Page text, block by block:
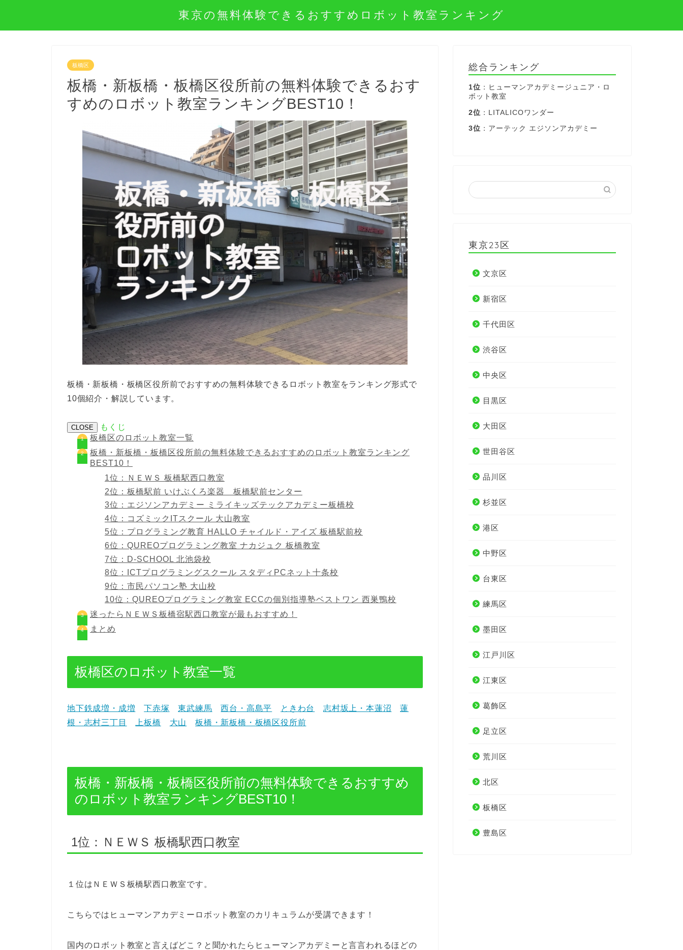
東京の無料体験できるおすすめロボット教室ランキング
板橋区
板橋・新板橋・板橋区役所前の無料体験できるおす
すめのロボット教室ランキングBEST10！
板橋・新板橋・板橋区役所前でおすすめの無料体験できるロボット教室をランキング形式で
10個紹介・解説しています。
CLOSE
もくじ
板橋区のロボット教室一覧
板橋・新板橋・板橋区役所前の無料体験できるおすすめのロボット教室ランキング
BEST10！
1位：ＮＥＷＳ 板橋駅西口教室
2位：板橋駅前 いけぶくろ楽器 板橋駅前センター
3位：エジソンアカデミー ミライキッズテックアカデミー板橋校
4位：コズミックITスクール 大山教室
5位：プログラミング教育 HALLO チャイルド・アイズ 板橋駅前校
6位：QUREOプログラミング教室 ナカジュク 板橋教室
7位：D-SCHOOL 北池袋校
8位：ICTプログラミングスクール スタディPCネット十条校
9位：市民パソコン塾 大山校
10位：QUREOプログラミング教室 ECCの個別指導塾ベストワン 西巣鴨校
迷ったらＮＥＷＳ板橋宿駅西口教室が最もおすすめ！
まとめ
板橋区のロボット教室一覧
地下鉄成増・成増 下赤塚 東武練馬 西台・高島平 ときわ台 志村坂上・本蓮沼
蓮
根・志村三丁目
上板橋 大山 板橋・新板橋・板橋区役所前
板橋・新板橋・板橋区役所前の無料体験できるおすすめ
のロボット教室ランキングBEST10！
1位：ＮＥＷＳ 板橋駅西口教室
１位はＮＥＷＳ板橋駅西口教室です。
こちらではヒューマンアカデミーロボット教室のカリキュラムが受講できます！
国内のロボット教室と言えばどこ？と聞かれたらヒューマンアカデミーと言言われるほどの
総合ランキング
1位 ：ヒューマンアカデミージュニア・ロ
ボット教室
2位 ：LITALICOワンダー
3位 ：アーテック エジソンアカデミー
東京23区
文京区
新宿区
千代田区
渋谷区
中央区
目黒区
大田区
世田谷区
品川区
杉並区
港区
中野区
台東区
練馬区
墨田区
江戸川区
江東区
葛飾区
足立区
荒川区
北区
板橋区
豊島区